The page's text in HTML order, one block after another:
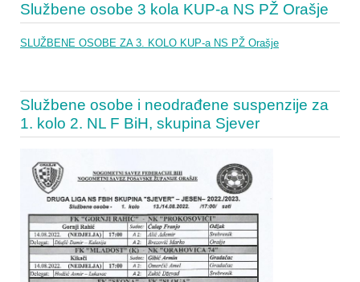
Službene osobe 3 kola KUP-a NS PŽ Orašje
SLUŽBENE OSOBE ZA 3. KOLO KUP-a NS PŽ Orašje
Službene osobe i neodrađene suspenzije za
1. kolo 2. NL F BiH, skupina Sjever